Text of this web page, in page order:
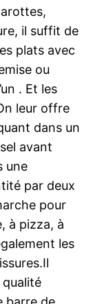
il suffit de
plats avec
ou
. Et les
leur offre
dans un
avant
une
par deux
pour
à pizza, à
les